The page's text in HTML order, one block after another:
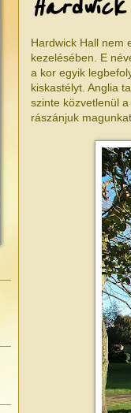
Hardwick Hall nem
kezelésében. E
a kor egyik
kiskastélyt. Anglia
szinte közvetlenül
rászánjuk